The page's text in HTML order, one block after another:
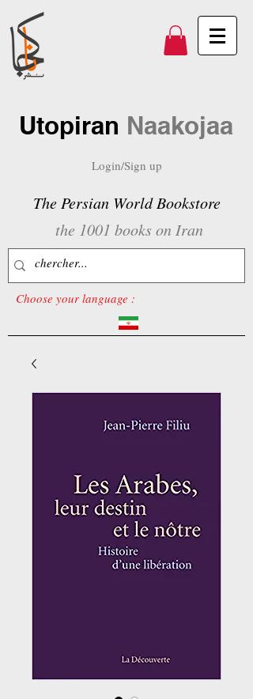
Utopiran Naakojaa
Login/Sign up
The Persian World Bookstore
the 1001 books on Iran
Choose your language :